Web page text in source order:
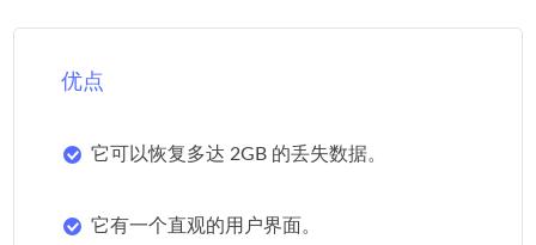
优点
它可以恢复多达 2GB 的丢失数据。
它有一个直观的用户界面。